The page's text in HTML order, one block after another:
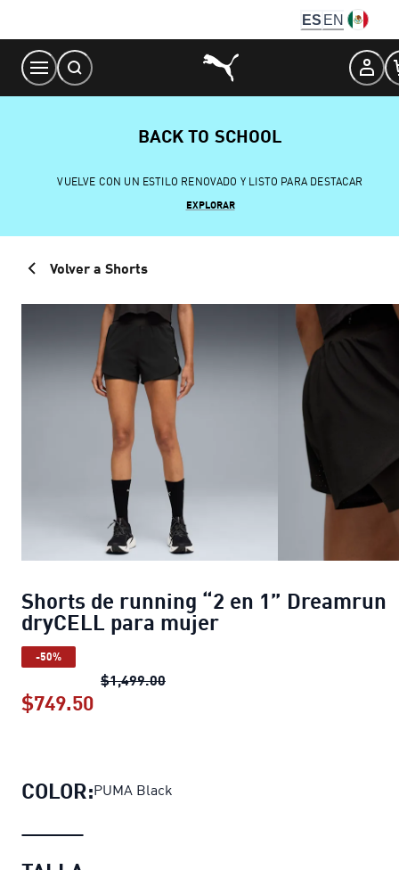
Content
ES EN
BACK TO SCHOOL
VUELVE CON UN ESTILO RENOVADO Y LISTO PARA DESTACAR
EXPLORAR
Volver a Shorts
Shorts de running “2 en 1” Dreamrun
dryCELL para mujer
-50%
$1,499.00Shorts de running “2 en 1”
$749.50
COLOR:PUMA Black